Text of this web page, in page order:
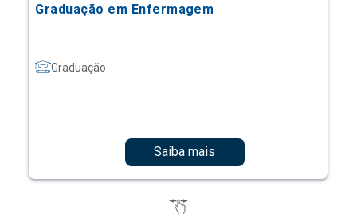
Graduação em Enfermagem
Graduação
Saiba mais